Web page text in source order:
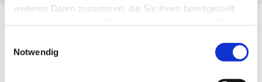
weiteren Daten zusammen, die Sie ihnen bereitgestellt
Notwendig